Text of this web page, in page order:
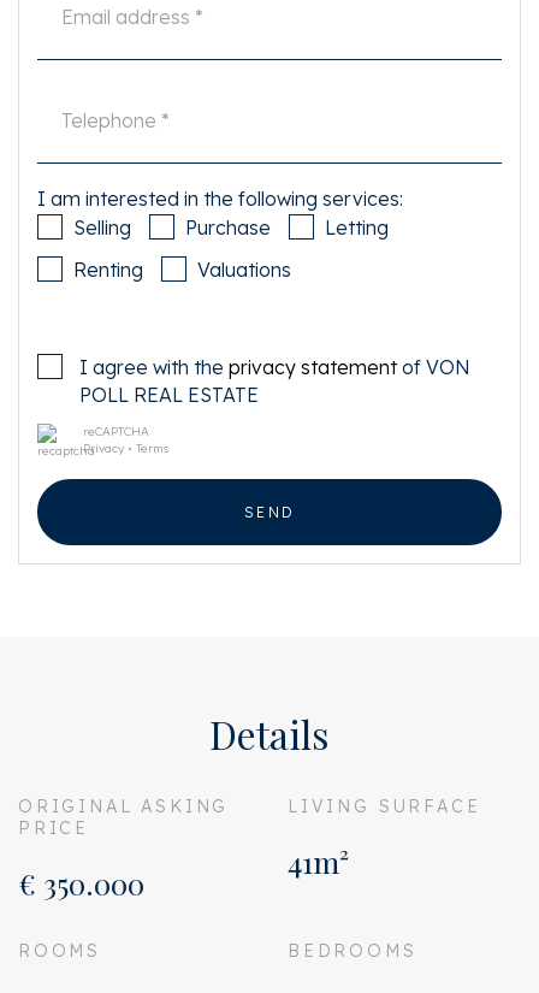
I am interested in the following services:
Selling
Purchase
Letting
Renting
Valuations
I agree with the privacy statementof VON
POLL REAL ESTATE
reCAPTCHA
Privacy • Terms
SEND
Details
ORIGINAL ASKING
PRICE
€ 350.000
LIVING SURFACE
41m²
ROOMS BEDROOMS